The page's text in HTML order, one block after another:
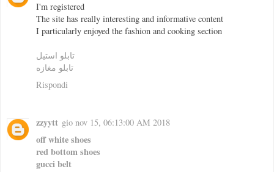
I'm registered
The site has really interesting and informative content
I particularly enjoyed the fashion and cooking section
تابلو استيل
تابلو مغازه
Rispondi
zzyytt gio nov 15, 06:13:00 AM 2018
off white shoes
red bottom shoes
gucci belt